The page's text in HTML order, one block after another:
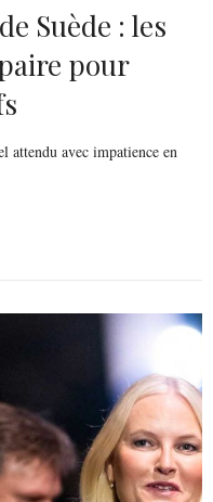
Suède : les
pour
attendu avec impatience en